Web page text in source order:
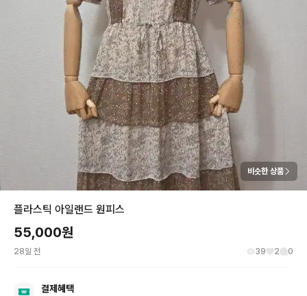
비슷한 상품
플라스틱 아일랜드 원피스
55,000원
28일 전 39 2 0
결제혜택